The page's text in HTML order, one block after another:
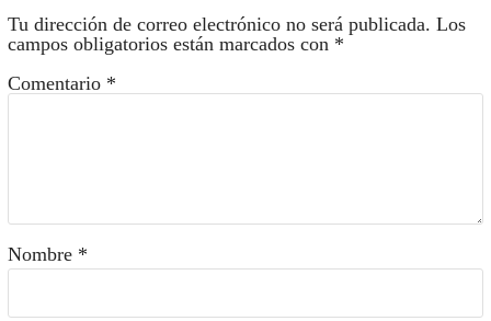
Tu dirección de correo electrónico no será publicada. Los
campos obligatorios están marcados con *
Comentario *
Nombre *